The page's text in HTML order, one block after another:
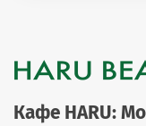
Кафе HARU: